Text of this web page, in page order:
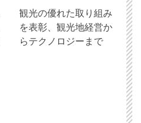
観光の優れた取り組み
を表彰、観光地経営か
らテクノロジーまで